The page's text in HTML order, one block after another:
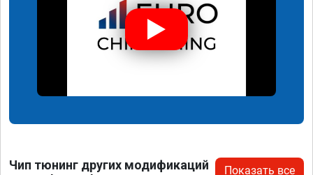
Чип тюнинг других модификаций
Показать все